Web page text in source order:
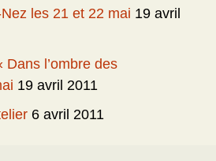
les 21 et 22 mai 19 avril
l’ombre des
19 avril 2011
6 avril 2011